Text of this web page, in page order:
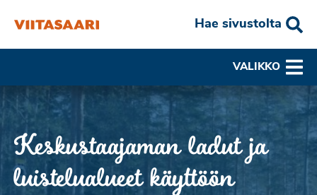
Hae sivustolta
VALIKKO
Keskustaajaman ladut ja
luistelualueet käyttöön